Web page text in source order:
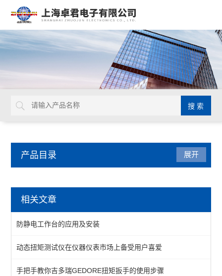
产品目录
吸锡线
QUICK吸烟仪
恒温热风机
返修产品
展开
相关文章
防静电工作台的应用及安装
动态扭矩测试仪在仪器仪表市场上备受用户喜爱
手把手教你吉多瑞GEDORE扭矩扳手的使用步骤